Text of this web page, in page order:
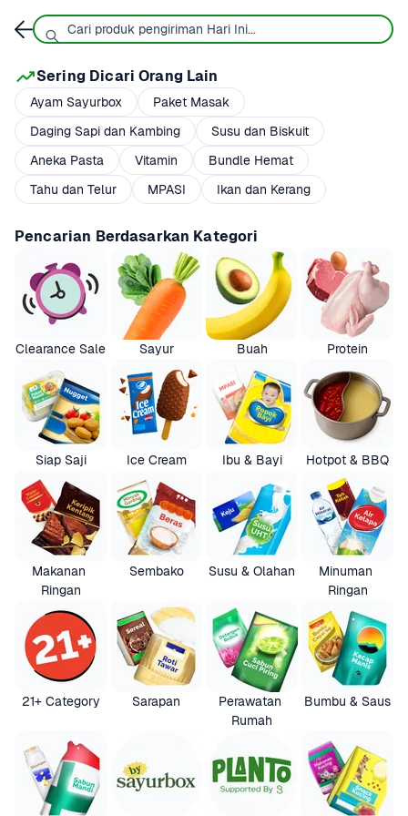
Sering Dicari Orang Lain
Ayam Sayurbox
Paket Masak
Daging Sapi dan Kambing
Susu dan Biskuit
Aneka Pasta
Vitamin
Bundle Hemat
Tahu dan Telur
MPASI Ikan dan Kerang
Pencarian Berdasarkan Kategori
Clearance Sale Sayur Buah Protein
Siap Saji Ice Cream Ibu & Bayi Hotpot & BBQ
Makanan
Ringan
Sembako Susu & Olahan
Minuman
Ringan
21+ Category Sarapan
Perawatan
Rumah
Bumbu & Saus